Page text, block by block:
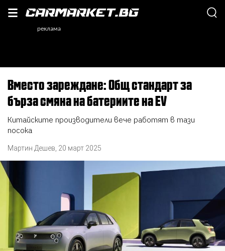
Вместо зареждане: Общ стандарт за
бърза смяна на батериите на EV
Китайските производители вече работят в тази
посока
Мартин Дешев 20 март 2025